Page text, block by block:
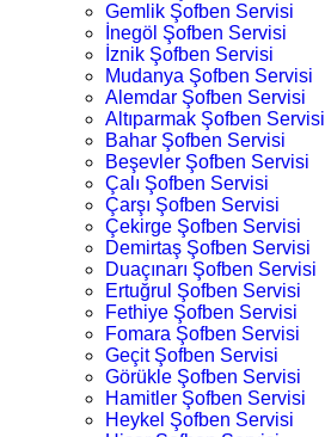
Gemlik Şofben Servisi
İnegöl Şofben Servisi
İznik Şofben Servisi
Mudanya Şofben Servisi
Alemdar Şofben Servisi
Altıparmak Şofben Servisi
Bahar Şofben Servisi
Beşevler Şofben Servisi
Çalı Şofben Servisi
Çarşı Şofben Servisi
Çekirge Şofben Servisi
Demirtaş Şofben Servisi
Duaçınarı Şofben Servisi
Ertuğrul Şofben Servisi
Fethiye Şofben Servisi
Fomara Şofben Servisi
Geçit Şofben Servisi
Görükle Şofben Servisi
Hamitler Şofben Servisi
Heykel Şofben Servisi